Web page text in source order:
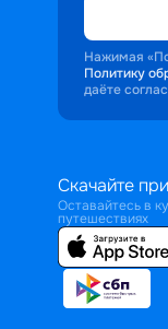
Нажимая
Политику
даёте
Скачайте
Оставайтесь в
путешествиях